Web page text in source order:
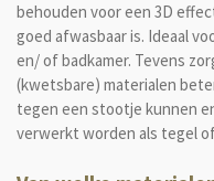
behouden voor een 3D
goed afwasbaar is. Ideaal
en/ of badkamer. Tevens
(kwetsbare) materialen
tegen een stootje kunnen
verwerkt worden als tegel